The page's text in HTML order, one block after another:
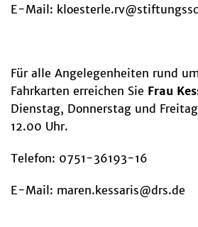
E-Mail:
Für alle Angelegenheiten rund um
Fahrkarten erreichen Sie Frau
Dienstag, Donnerstag und
12.00 Uhr.
Telefon: 0751-36193-16
E-Mail: maren.kessaris@drs.de